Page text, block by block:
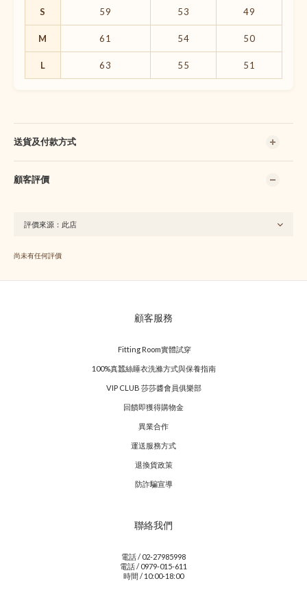
S 59 53 49
M 61 54 50
L 63 55 51
送貨及付款方式
顧客評價
尚未有任何評價
顧客服務
Fitting Room實體試穿
100%真蠶絲睡衣洗滌方式與保養指南
VIP CLUB 莎莎醬會員俱樂部
回饋即獲得購物金
異業合作
運送服務方式
退換貨政策
防詐騙宣導
聯絡我們
電話 / 02-27985998
電話 / 0979-015-611
時間 / 10:00-18:00